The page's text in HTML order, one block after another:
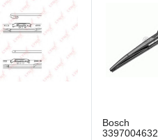
Bosch
3397004632